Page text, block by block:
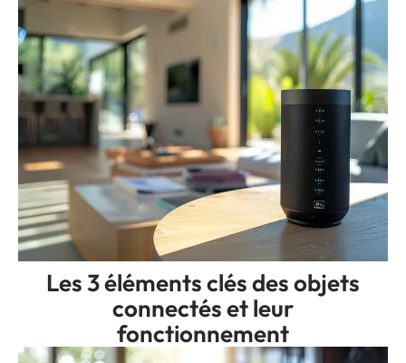
Les 3 éléments clés des objets
connectés et leur
fonctionnement